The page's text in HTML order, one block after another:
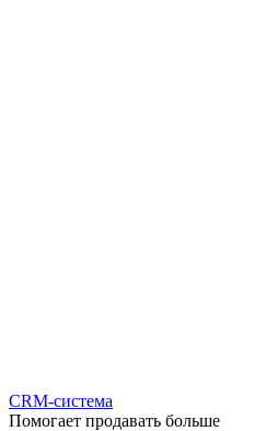
CRM-система
Помогает продавать больше